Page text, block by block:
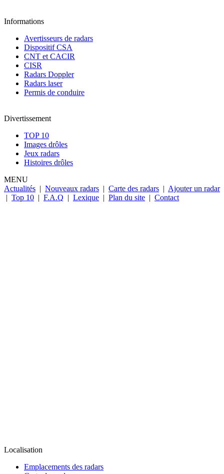
Informations
Avertisseurs de radars
Dispositif CSA
CNT et CACIR
CISR
Radars Doppler
Radars laser
Permis de conduire
Divertissement
TOP 10
Images drôles
Jeux radars
Histoires drôles
MENU
Actualités | Nouveaux radars | Carte des radars | Ajouter un radar
| Top 10 | F.A.Q | Lexique | Plan du site | Contact
Localisation
Emplacements des radars